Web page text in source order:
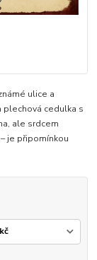
ulice a
plechová cedulka s
ale srdcem
je připomínkou